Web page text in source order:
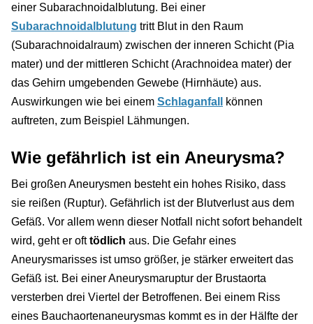
einer Subarachnoidalblutung. Bei einer
Subarachnoidalblutung tritt Blut in den Raum
(Subarachnoidalraum) zwischen der inneren Schicht (Pia
mater) und der mittleren Schicht (Arachnoidea mater) der
das Gehirn umgebenden Gewebe (Hirnhäute) aus.
Auswirkungen wie bei einem Schlaganfall
können
auftreten, zum Beispiel Lähmungen.
Wie gefährlich ist ein Aneurysma?
Bei großen Aneurysmen besteht ein hohes Risiko, dass
sie reißen (Ruptur). Gefährlich ist der Blutverlust aus dem
Gefäß. Vor allem wenn dieser Notfall nicht sofort behandelt
wird, geht er ofttödlich aus. Die Gefahr eines
Aneurysmarisses ist umso größer, je stärker erweitert das
Gefäß ist. Bei einer Aneurysmaruptur der Brustaorta
versterben drei Viertel der Betroffenen. Bei einem Riss
eines Bauchaortenaneurysmas kommt es in der Hälfte der